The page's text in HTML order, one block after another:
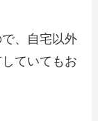
、自宅以外
ていてもお